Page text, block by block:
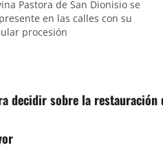
Pastora de San Dionisio se
en las calles con su
procesión
decidir sobre la